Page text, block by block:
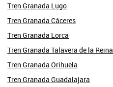
Tren Granada Lugo
Tren Granada Cáceres
Tren Granada Lorca
Tren Granada Talavera de la Reina
Tren Granada Orihuela
Tren Granada Guadalajara